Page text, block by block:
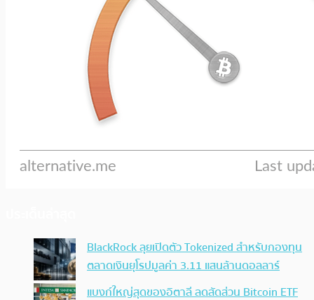
BlackRock ลุยเปิดตัว Tokenized สำหรับกองทุน
ตลาดเงินยุโรปมูลค่า 3.11 แสนล้านดอลลาร์
แบงก์ใหญ่สุดของอิตาลี ลดสัดส่วน Bitcoin ETF